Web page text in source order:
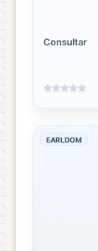
Consultar
EARLDOM